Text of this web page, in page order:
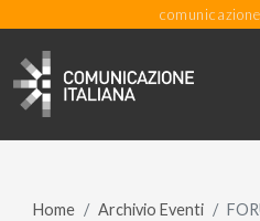
Home Archivio Eventi